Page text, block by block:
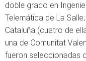
doble grado en
Telemática de La
Cataluña (cuatro de
una de Comunitat
fueron seleccionadas